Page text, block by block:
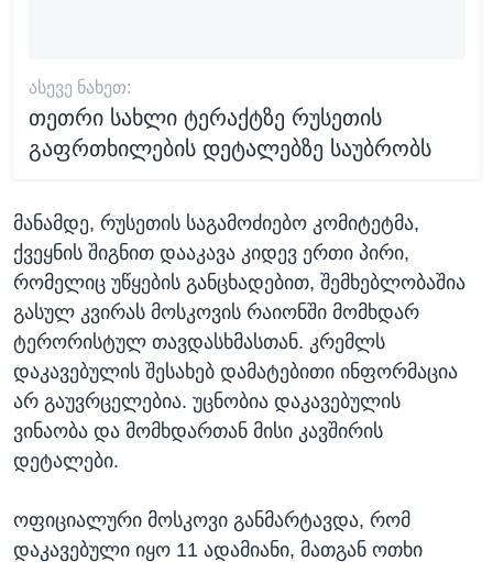
ᲐᲡᲔᲕᲔ ᲜᲐᲮᲔᲗ:
თეთრი სახლი ტერაქტზე რუსეთის
გაფრთხილების დეტალებზე საუბრობს
მანამდე, რუსეთის საგამოძიებო კომიტეტმა,
ქვეყნის შიგნით დააკავა კიდევ ერთი პირი,
რომელიც უწყების განცხადებით, შემხებლობაშია
გასულ კვირას მოსკოვის რაიონში მომხდარ
ტერორისტულ თავდასხმასთან. კრემლს
დაკავებულის შესახებ დამატებითი ინფორმაცია
არ გაუვრცელებია. უცნობია დაკავებულის
ვინაობა და მომხდართან მისი კავშირის
დეტალები.
ოფიციალური მოსკოვი განმარტავდა, რომ
დაკავებული იყო 11 ადამიანი, მათგან ოთხი